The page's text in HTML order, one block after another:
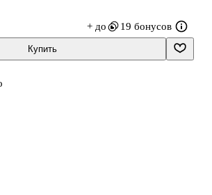
контур будет готов, картинку нужно
как показано на образце, либо как
Если вам или малышу очень понравился
вы сможете его вырезать из книжки и
+ до 19 бонусов
Купить